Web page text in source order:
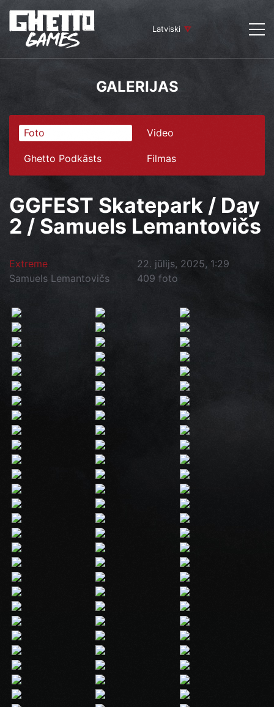
Latviski
GALERIJAS
Foto Video
Ghetto Podkāsts Filmas
GGFEST Skatepark / Day
2 / Samuels Lemantovičs
Extreme
22. jūlijs, 2025, 1:29
Samuels Lemantovičs
409 foto